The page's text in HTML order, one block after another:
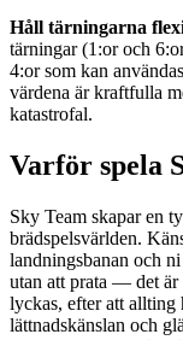
Håll tärningarna
tärningar (1:or och
4:or som kan
värdena är kraftfulla
katastrofal.
Varför spela
Sky Team skapar en
brädspelsvärlden.
landningsbanan och
utan att prata — det är
lyckas, efter att allting
lättnadskänslan och